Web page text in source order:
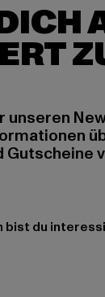
unseren
Gutscheine
bist du